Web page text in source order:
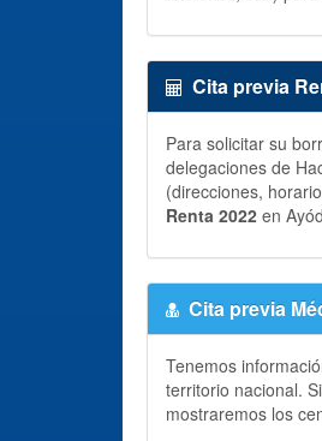
Cita previa
Para solicitar su
delegaciones de
(direcciones,
Renta 2022 en
Cita previa
Tenemos
territorio nacional.
mostraremos los